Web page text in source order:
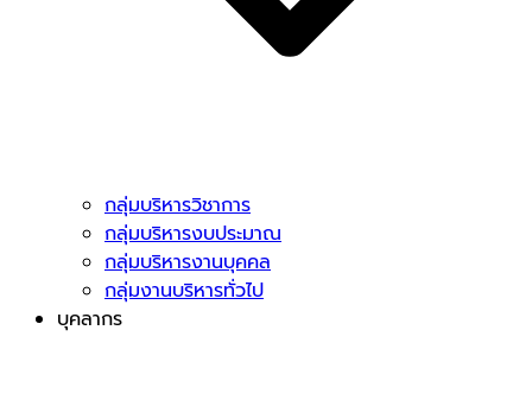
กลุ่มบริหารวิชาการ
กลุ่มบริหารงบประมาณ
กลุ่มบริหารงานบุคคล
กลุ่มงานบริหารทั่วไป
บุคลากร